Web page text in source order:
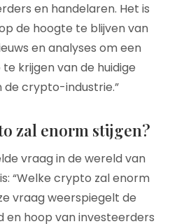
en handelaren. Het is
de hoogte te blijven van
en analyses om een
krijgen van de huidige
de crypto-industrie.”
zal enorm stijgen?
vraag in de wereld van
“Welke crypto zal enorm
vraag weerspiegelt de
en hoop van investeerders